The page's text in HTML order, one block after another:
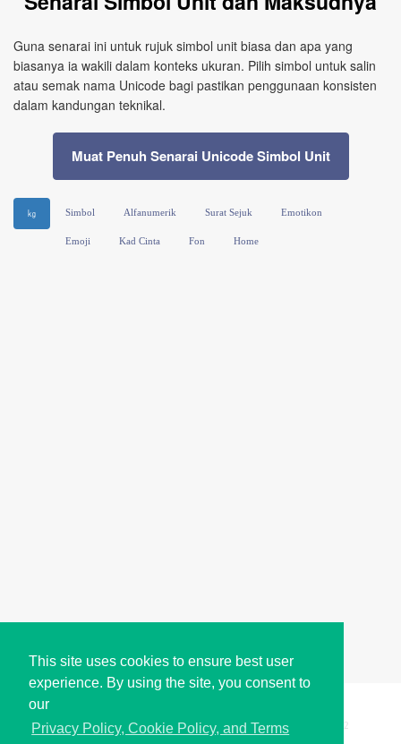
This site uses cookies to ensure best user
experience. By using the site, you consent to
our
Privacy Policy, Cookie Policy, and Terms
Guna senarai ini untuk rujuk simbol unit biasa dan apa yang
biasanya ia wakili dalam konteks ukuran. Pilih simbol untuk salin
atau semak nama Unicode bagi pastikan penggunaan konsisten
dalam kandungan teknikal.
Muat Penuh Senarai Unicode Simbol Unit
㎏ Simbol Alfanumerik Surat Sejuk Emotikon
Emoji Kad Cinta Fon Home
Copyright © i2Symbol 2011-2026, Sciweavers LLC